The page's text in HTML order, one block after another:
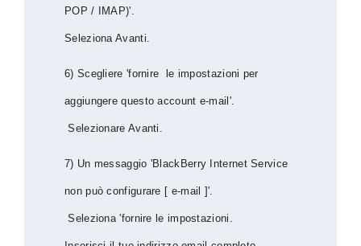
POP / IMAP)'.
Seleziona Avanti.
6) Scegliere 'fornire le impostazioni per
aggiungere questo account e-mail'.
Selezionare Avanti.
7) Un messaggio 'BlackBerry Internet Service
non può configurare [ e-mail ]'.
Seleziona 'fornire le impostazioni.